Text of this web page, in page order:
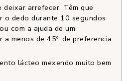
deixar arrefecer. Têm que
o dedo durante 10 segundos
com a ajuda de um
menos de 45º, de preferencia
lácteo mexendo muito bem